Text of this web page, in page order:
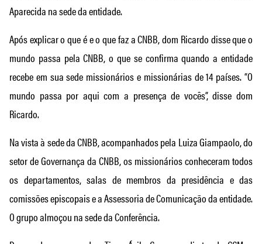
Aparecida na sede da entidade.
Após explicar o que é e o que faz a CNBB, dom Ricardo disse que o
mundo passa pela CNBB, o que se confirma quando a entidade
recebe em sua sede missionários e missionárias de 14 países. “O
mundo passa por aqui com a presença de vocês”, disse dom
Ricardo.
Na vista à sede da CNBB, acompanhados pela Luiza Giampaolo, do
setor de Governança da CNBB, os missionários conheceram todos
os departamentos, salas de membros da presidência e das
comissões episcopais e a Assessoria de Comunicação da entidade.
O grupo almoçou na sede da Conferência.